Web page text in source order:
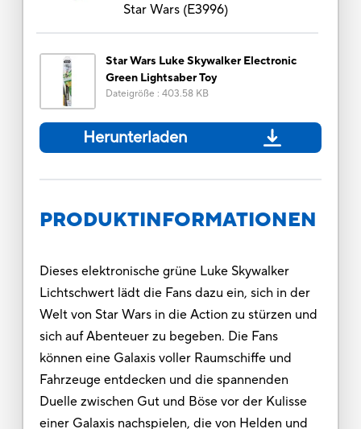
Star Wars(E3996)
Star Wars Luke Skywalker Electronic
Green Lightsaber Toy
Dateigröße : 403.58 KB
Herunterladen
PRODUKTINFORMATIONEN
Dieses elektronische grüne Luke Skywalker
Lichtschwert lädt die Fans dazu ein, sich in der
Welt von Star Wars in die Action zu stürzen und
sich auf Abenteuer zu begeben. Die Fans
können eine Galaxis voller Raumschiffe und
Fahrzeuge entdecken und die spannenden
Duelle zwischen Gut und Böse vor der Kulisse
einer Galaxis nachspielen, die von Helden und